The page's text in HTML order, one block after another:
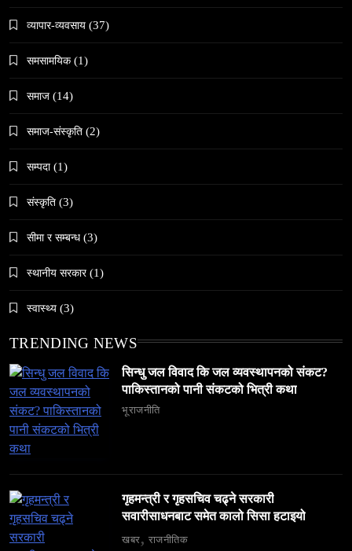
जनकपुरधाममा ‘मधेस प्रादेशिक ललितकला प्रदर्शनी
समाज
अलउला: साउदी अरबको रेगिस्तानी मोती र सांस्कृतिक
सम्पदाको केन्द्र
समाज
व्यापार-व्यवसाय (37)
समसामयिक (1)
समाज (14)
समाज-संस्कृति (2)
सम्पदा (1)
संस्कृति (3)
सीमा र सम्बन्ध (3)
स्थानीय सरकार (1)
स्वास्थ्य (3)
TRENDING NEWS
सिन्धु जल विवाद कि जल व्यवस्थापनको संकट?
पाकिस्तानको पानी संकटको भित्री कथा
भूराजनीति
गृहमन्त्री र गृहसचिव चढ्ने सरकारी
सवारीसाधनबाट समेत कालो सिसा हटाइयो
खबर राजनीतिक